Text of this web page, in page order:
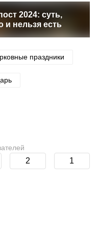
2024: суть,
и нельзя есть
праздники
2 1